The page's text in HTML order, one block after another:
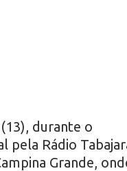
durante o
pela Rádio
Grande,